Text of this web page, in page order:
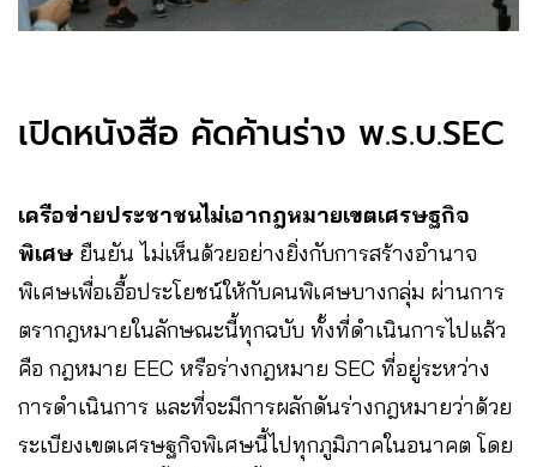
เปิดหนังสือ คัดค้านร่าง พ.ร.บ.SEC
เครือข่ายประชาชนไม่เอากฎหมายเขตเศรษฐกิจ
พิเศษ ยืนยัน ไม่เห็นด้วยอย่างยิ่งกับการสร้างอำนาจ
พิเศษเพื่อเอื้อประโยชน์ให้กับคนพิเศษบางกลุ่ม ผ่านการ
ตรากฎหมายในลักษณะนี้ทุกฉบับ ทั้งที่ดำเนินการไปแล้ว
คือ กฎหมาย EEC หรือร่างกฎหมาย SEC ที่อยู่ระหว่าง
การดำเนินการ และที่จะมีการผลักดันร่างกฎหมายว่าด้วย
ระเบียงเขตเศรษฐกิจพิเศษนี้ไปทุกภูมิภาคในอนาคต โดย